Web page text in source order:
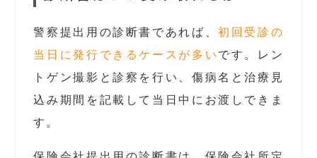
警察提出用の診断書であれば、初回受診の
当日に発行できるケースが多い です。レン
トゲン撮影と診察を行い、傷病名と治療見
込み期間を記載して当日中にお渡しできま
す。